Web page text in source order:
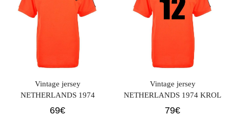
Vintage jersey
NETHERLANDS 1974
69€
Vintage jersey
NETHERLANDS 1974 KROL
79€